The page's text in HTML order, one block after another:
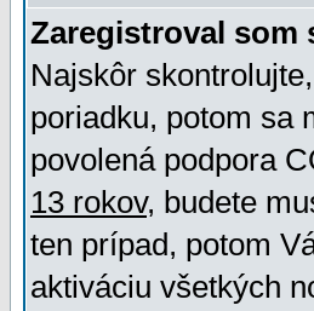
Zaregistroval som
Najskôr
poriadku, potom sa
povolená podpora
13 rokov, budete
ten prípad, potom
aktiváciu všetkých